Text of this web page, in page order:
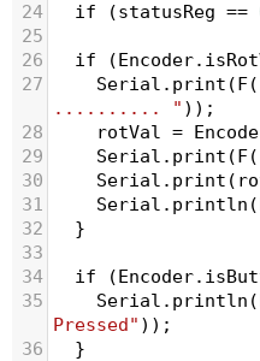
24
if (statusReg ==
25
26
if (Encoder.
27
Serial . print (F(
.......... " ));
28
rotVal =
29
Serial . print (F(
30
Serial . print (
31
Serial . println (
32
  }
33
34
if (Encoder.
35
Serial . println (
Pressed" ));
36
  }